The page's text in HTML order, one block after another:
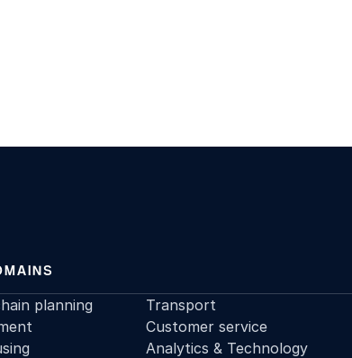
planning
Transport
Customer service
Analytics & Technology